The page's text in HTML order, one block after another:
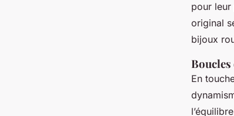
pour
original
bijoux
Boucles
En